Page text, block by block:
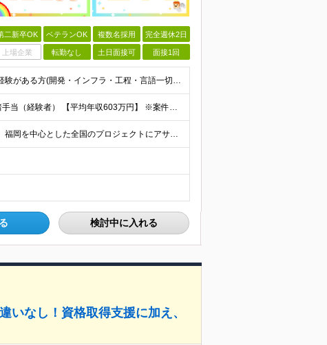
二新卒OK ベテランOK 複数名採用 完全週休2日
上場企業 転勤なし 土日面接可 面接1回
【第二新卒・ブランクOK】 1年以上のエンジニア経験がある方(開発・インフラ・工程・言語一切不問） 文理・学歴不問 【三上さんの事例】 転職前 AWS案件を希望していましたが、資格や評価軸が不明確で
【平均年収：603万円】 月給38万円～140万円＋諸手当（経験者） 【平均年収603万円】 ※案件の契約内容や昇給額などはすべて開示します。 ※経験や能力を考慮し決定します。 ※月給には固定残業
【フルリモート／全国各地】 東京、名古屋、大阪、福岡を中心とした全国のプロジェクトにアサイン。 ※プロジェクトは完全選択制です。 ※フルリモート、ハイブリッド型、常駐案件から自由に選択可能です。 ※転
検討中に入れる
なし！資格取得支援に加え、